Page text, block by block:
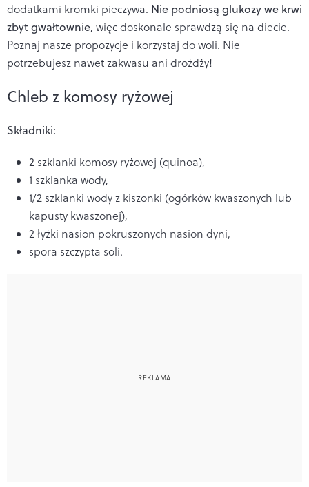
dodatkami kromki pieczywa. Nie podniosą glukozy we krwi
zbyt gwałtownie, więc doskonale sprawdzą się na diecie.
Poznaj nasze propozycje i korzystaj do woli. Nie
potrzebujesz nawet zakwasu ani drożdży!
Chleb z komosy ryżowej
Składniki:
2 szklanki komosy ryżowej (quinoa),
1 szklanka wody,
1/2 szklanki wody z kiszonki (ogórków kwaszonych lub
kapusty kwaszonej),
2 łyżki nasion pokruszonych nasion dyni,
spora szczypta soli.